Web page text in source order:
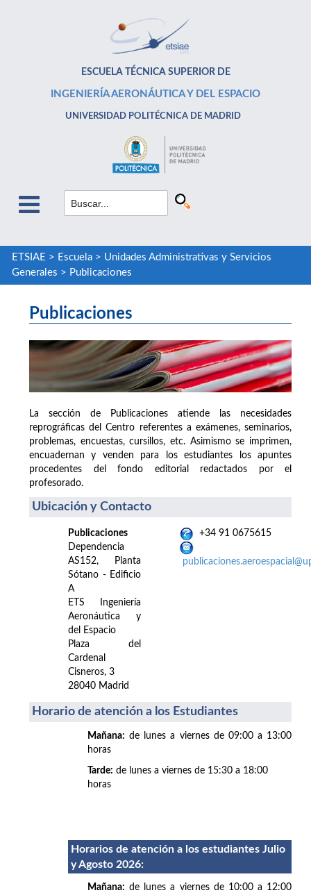
ESCUELA TÉCNICA SUPERIOR DE
INGENIERÍA AERONÁUTICA Y DEL ESPACIO
UNIVERSIDAD POLITÉCNICA DE MADRID
ETSIAE > Escuela> Unidades Administrativas y Servicios
Generales > Publicaciones
Publicaciones
La sección de Publicaciones atiende las necesidades
reprográficas del Centro referentes a exámenes, seminarios,
problemas, encuestas, cursillos, etc. Asimismo se imprimen,
encuadernan y venden para los estudiantes los apuntes
procedentes del fondo editorial redactados por el
profesorado.
Ubicación y Contacto
Publicaciones
Dependencia
AS152, Planta
Sótano - Edificio
A
ETS Ingeniería
Aeronáutica y
del Espacio
Plaza del
Cardenal
Cisneros, 3
28040 Madrid
+34 91 0675615
Horario de atención a los Estudiantes
Mañana: de lunes a viernes de 09:00 a 13:00
horas
Tarde: de lunes a viernes de 15:30 a 18:00
horas
Horarios de atención a los estudiantes Julio
y Agosto 2026:
Mañana: de lunes a viernes de 10:00 a 12:00